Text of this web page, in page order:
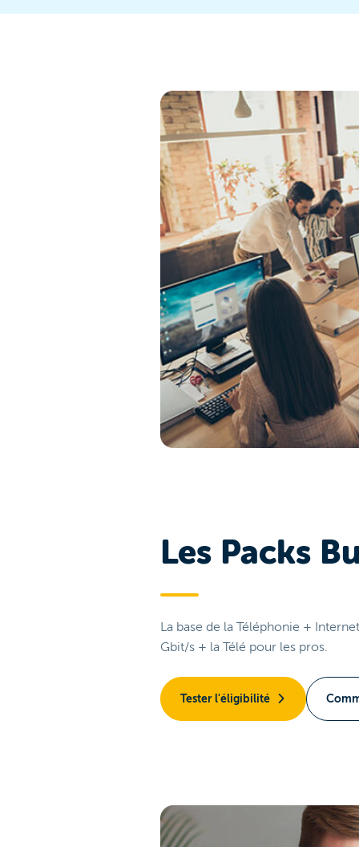
Les Packs
La base de la Téléphonie +
Gbit/s + la Télé pour les pros.
Tester l'éligibilité